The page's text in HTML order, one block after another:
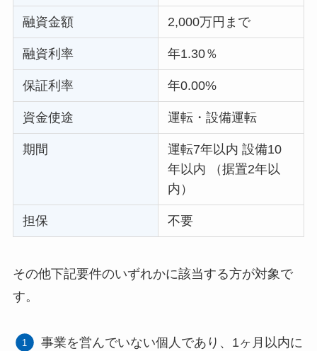
融資金額 2,000万円まで
融資利率 年1.30％
保証利率 年0.00%
資金使途 運転・設備運転
期間
運転7年以内 設備10
年以内 （据置2年以
内）
担保 不要
その他下記要件のいずれかに該当する方が対象で
す。
事業を営んでいない個人であり、1ヶ月以内に